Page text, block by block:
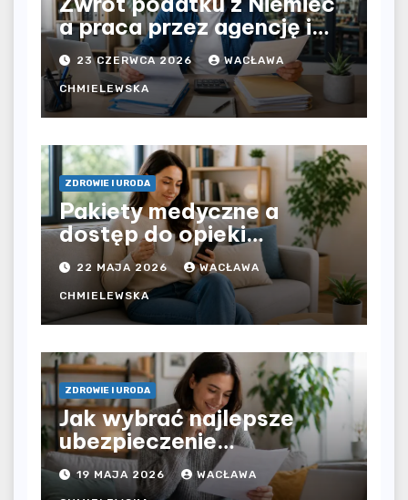
a praca przez agencję i
bezpośrednio u
pracodawcy – jak
rozliczyć oba źródła
dochodu?
23 CZERWCA 2026 WACŁAWA
CHMIELEWSKA
ZDROWIE I URODA
Pakiety medyczne a
dostęp do opieki
zdrowotnej bez
ograniczeń czasowych –
czy prywatna opieka daje
większą swobodę?
22 MAJA 2026 WACŁAWA
CHMIELEWSKA
ZDROWIE I URODA
Jak wybrać najlepsze
ubezpieczenie
komunikacyjne i uniknąć
kosztownych błędów?
19 MAJA 2026 WACŁAWA